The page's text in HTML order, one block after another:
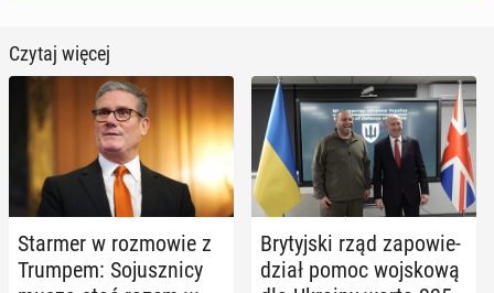
Czytaj więcej
Starmer w roz­mo­wie z
Trumpem: So­jusz­ni­cy
Bry­tyj­ski rząd za­po­wie­
dział pomoc woj­sko­wą